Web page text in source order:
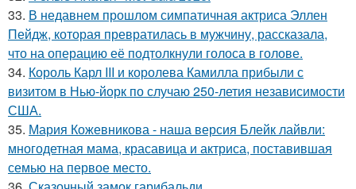
33. В недавнем прошлом симпатичная актриса Эллен
Пейдж, которая превратилась в мужчину, рассказала,
что на операцию её подтолкнули голоса в голове.
34. Король Карл III и королева Камилла прибыли с
визитом в Нью-йорк по случаю 250-летия независимости
США.
35. Мария Кожевникова - наша версия Блейк лайвли:
многодетная мама, красавица и актриса, поставившая
семью на первое место.